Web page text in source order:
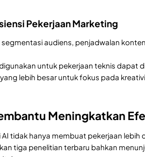
Pekerjaan Marketing
audiens, penjadwalan
untuk pekerjaan teknis dapat
lebih besar untuk fokus pada
Meningkatkan
tidak hanya membuat pekerjaan
tiga penelitian terbaru bahkan